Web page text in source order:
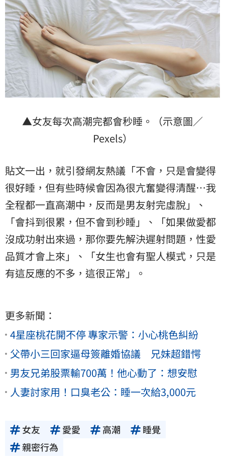
▲女友每次高潮完都會秒睡。（示意圖／
Pexels）
貼文一出，就引發網友熱議「不會，只是會變得
很好睡，但有些時候會因為很亢奮變得清醒…我
全程都一直高潮中，反而是男友射完虛脫」、
「會抖到很累，但不會到秒睡」、「如果做愛都
沒成功射出來過，那你要先解決遲射問題，性愛
品質才會上來」、「女生也會有聖人模式，只是
有這反應的不多，這很正常」。
更多新聞：
4星座桃花開不停 專家示警：小心桃色糾紛
父帶小三回家逼母簽離婚協議 兄妹超錯愕
男友兄弟股票輸700萬！他心動了：想安慰
人妻討家用！口臭老公：睡一次給3,000元
女友 愛愛 高潮
睡覺
親密行為